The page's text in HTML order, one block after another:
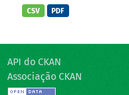
CSV PDF
API do CKAN
Associação CKAN